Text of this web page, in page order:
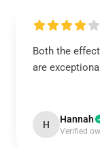
Both the
are
H Hannah
Verified